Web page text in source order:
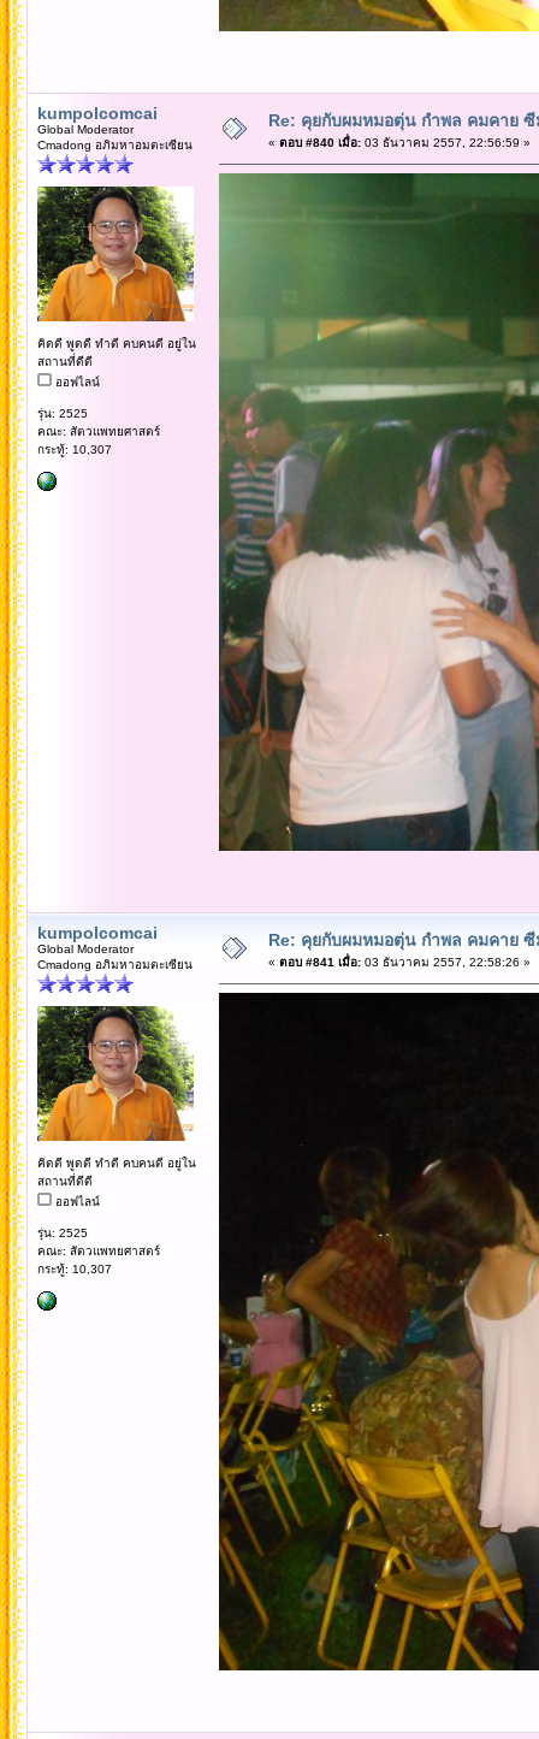
kumpolcomcai
Global Moderator
Cmadong อภิมหาอมตะเซียน
คิดดี พูดดี ทำดี คบคนดี อยู่ใน
สถานที่ดีดี
ออฟไลน์
รุ่น: 2525
คณะ: สัตวแพทยศาสตร์
กระทู้: 10,307
Re: คุยกับผมหมอตุ่น กำพล คมคาย
« ตอบ #840 เมื่อ:03 ธันวาคม 2557, 22:56:59 »
kumpolcomcai
Global Moderator
Cmadong อภิมหาอมตะเซียน
คิดดี พูดดี ทำดี คบคนดี อยู่ใน
สถานที่ดีดี
ออฟไลน์
รุ่น: 2525
คณะ: สัตวแพทยศาสตร์
กระทู้: 10,307
Re: คุยกับผมหมอตุ่น กำพล คมคาย
« ตอบ #841 เมื่อ:03 ธันวาคม 2557, 22:58:26 »